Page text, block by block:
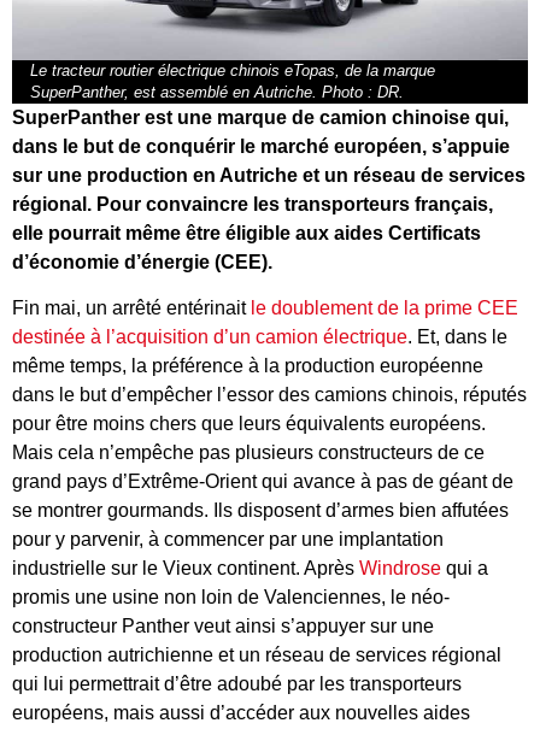
Le tracteur routier électrique chinois eTopas, de la marque
SuperPanther, est assemblé en Autriche. Photo : DR.
SuperPanther est une marque de camion chinoise qui,
dans le but de conquérir le marché européen, s’appuie
sur une production en Autriche et un réseau de services
régional. Pour convaincre les transporteurs français,
elle pourrait même être éligible aux aides Certificats
d’économie d’énergie (CEE).
Fin mai, un arrêté entérinait le doublement de la prime CEE
destinée à l’acquisition d’un camion électrique. Et, dans le
même temps, la préférence à la production européenne
dans le but d’empêcher l’essor des camions chinois, réputés
pour être moins chers que leurs équivalents européens.
Mais cela n’empêche pas plusieurs constructeurs de ce
grand pays d’Extrême-Orient qui avance à pas de géant de
se montrer gourmands. Ils disposent d’armes bien affutées
pour y parvenir, à commencer par une implantation
industrielle sur le Vieux continent. Après Windrose qui a
promis une usine non loin de Valenciennes, le néo-
constructeur Panther veut ainsi s’appuyer sur une
production autrichienne et un réseau de services régional
qui lui permettrait d’être adoubé par les transporteurs
européens, mais aussi d’accéder aux nouvelles aides